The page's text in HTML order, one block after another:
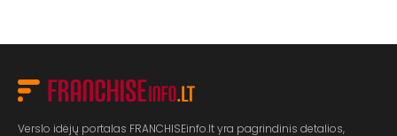
Verslo idėjų portalas FRANCHISEinfo.lt yra pagrindinis detalios,